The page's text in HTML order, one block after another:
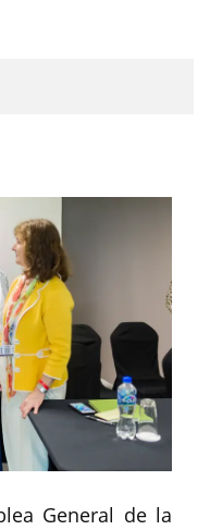
General de la